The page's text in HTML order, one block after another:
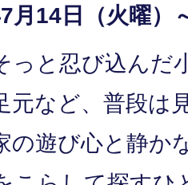
月14日（火曜）
っと忍び込んだ
元など、普段は
の遊び心と静か